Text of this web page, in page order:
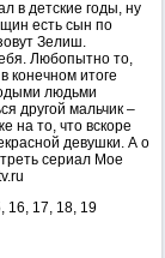
в детские годы, ну
есть сын по
Зелиш.
Любопытно то,
конечном итоге
людьми
другой мальчик –
на то, что вскоре
девушки. А о
сериал Мое
16, 17, 18, 19